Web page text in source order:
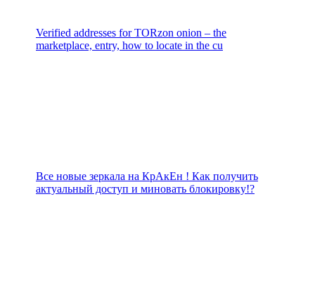
Verified addresses for TORzon onion – the
marketplace, entry, how to locate in the cu
Все новые зеркала на КрАкЕн ! Как получить
актуальный доступ и миновать блокировку!?